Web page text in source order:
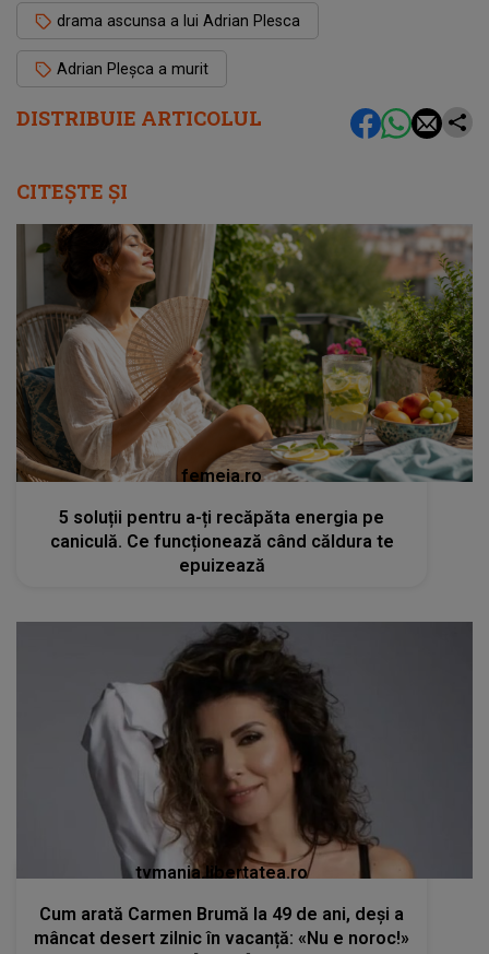
DISTRIBUIE ARTICOLUL
drama ascunsa a lui Adrian Plesca
Adrian Pleșca a murit
CITEȘTE ȘI
femeia.ro
5 soluții pentru a-ți recăpăta energia pe
caniculă. Ce funcționează când căldura te
epuizează
tvmania.libertatea.ro
Cum arată Carmen Brumă la 49 de ani, deși a
mâncat desert zilnic în vacanță: «Nu e noroc!»